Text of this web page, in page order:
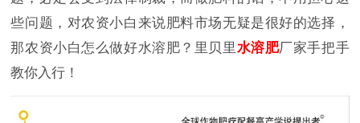
些问题，对农资小白来说肥料市场无疑是很好的选择，
那农资小白怎么做好水溶肥？里贝里 水溶肥厂家手把手
教你入行！